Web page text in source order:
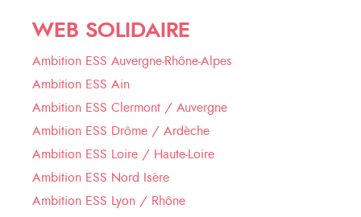
WEB SOLIDAIRE
Ambition ESS Auvergne-Rhône-Alpes
Ambition ESS Ain
Ambition ESS Clermont / Auvergne
Ambition ESS Drôme / Ardèche
Ambition ESS Loire / Haute-Loire
Ambition ESS Nord Isère
Ambition ESS Lyon / Rhône